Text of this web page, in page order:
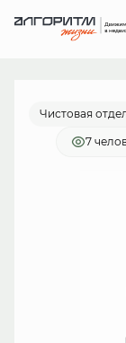
2-
от 30 940
Чистовая
7